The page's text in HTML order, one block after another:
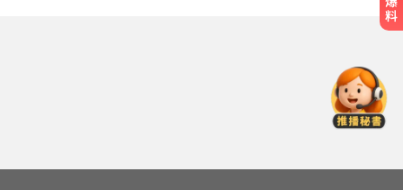
析師：只是剛開始